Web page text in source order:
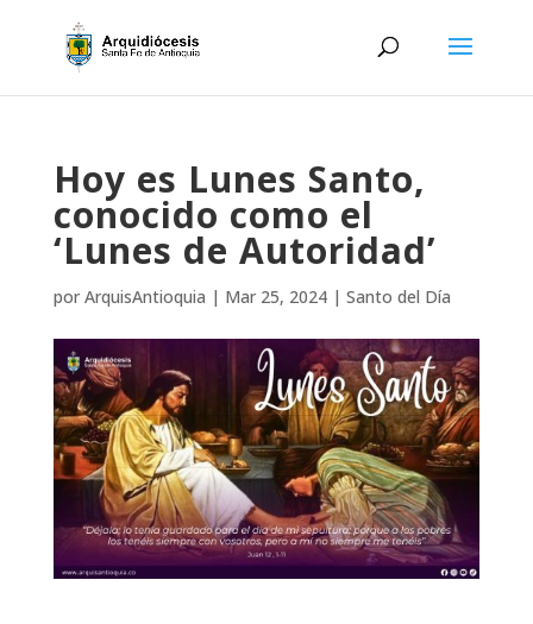
Hoy es Lunes Santo,
conocido como el
‘Lunes de Autoridad’
por ArquisAntioquia | Mar 25, 2024| Santo del Día